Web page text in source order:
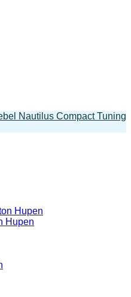
Nautilus Compact Tuning
Hupen
Hupen